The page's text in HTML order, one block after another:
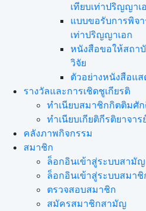
เทียบเท่าปริญญาเ
แบบขอรับการพิจ
เท่าปริญญาเอก
หนังสือขอให้สถา
วิจัย
ตัวอย่างหนังสือแ
รางวัลและการเชิดชูเกียรติ
ทำเนียบสมาชิกกิตติมศั
ทำเนียบเกียติกีรติยาจาร
คลังภาพกิจกรรม
สมาชิก
ล็อกอินเข้าสู่ระบบสามัญ
ล็อกอินเข้าสู่ระบบสมา
ตรวจสอบสมาชิก
สมัครสมาชิกสามัญ